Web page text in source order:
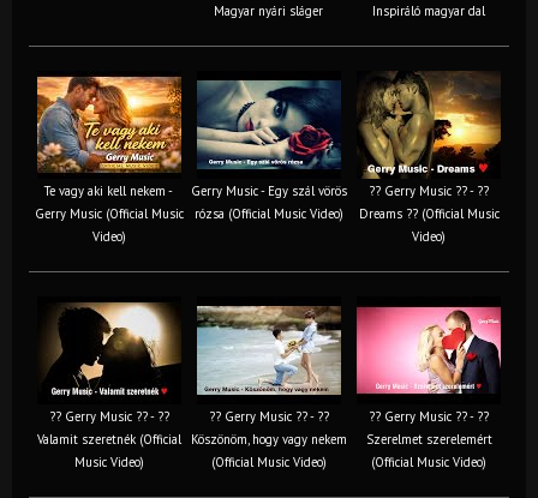
Magyar nyári sláger
Inspiráló magyar dal
Te vagy aki kell nekem -
Gerry Music (Official Music
Video)
Gerry Music - Egy szál vörös
rózsa (Official Music Video)
?? Gerry Music ?? - ??
Dreams ?? (Official Music
Video)
?? Gerry Music ?? - ??
Valamit szeretnék (Official
Music Video)
?? Gerry Music ?? - ??
Köszönöm, hogy vagy nekem
(Official Music Video)
?? Gerry Music ?? - ??
Szerelmet szerelemért
(Official Music Video)